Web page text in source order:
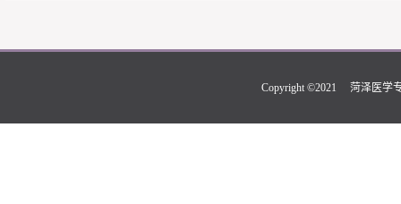
Copyright ©2021 菏泽医学